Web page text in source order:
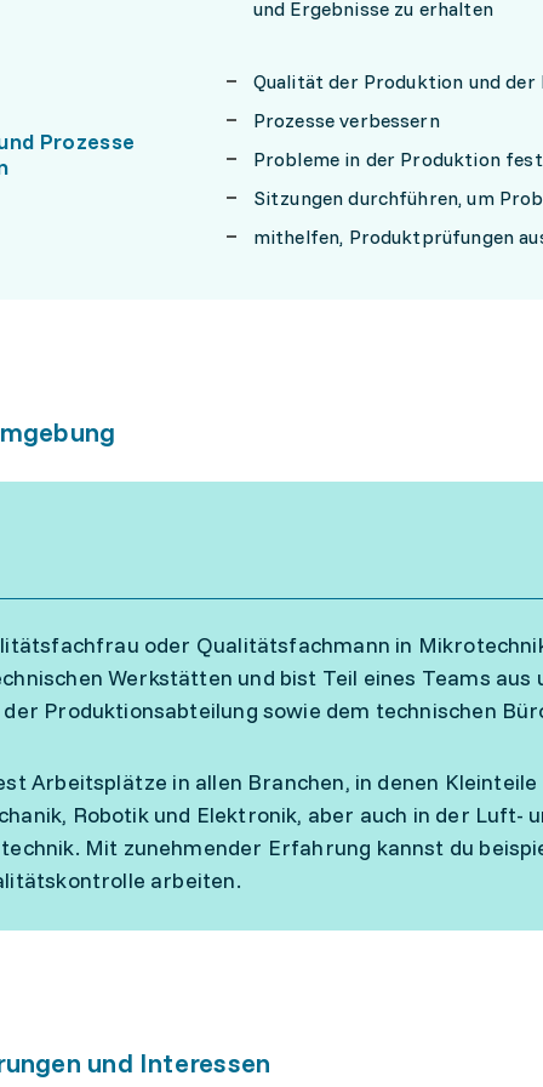
und Ergebnisse zu erhalten
Prozesse
Qualität der Produktion und der
Prozesse verbessern
Probleme in der Produktion
Sitzungen durchführen, um
mithelfen, Produktprüfungen
oder Qualitätsfachmann in
Werkstätten und bist Teil eines Teams
Produktionsabteilung sowie dem technischen
Arbeitsplätze in allen Branchen, in denen
Robotik und Elektronik, aber auch in der Luft-
Mit zunehmender Erfahrung kannst du
arbeiten.
und Interessen